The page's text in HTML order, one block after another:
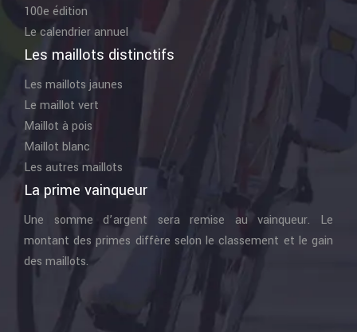
100e édition
Le calendrier annuel
Les maillots distinctifs
Les maillots jaunes
Le maillot vert
Maillot à pois
Maillot blanc
Les autres maillots
La prime vainqueur
Une somme d’argent sera remise au vainqueur. Le
montant des primes diffère selon le classement et le gain
des maillots.